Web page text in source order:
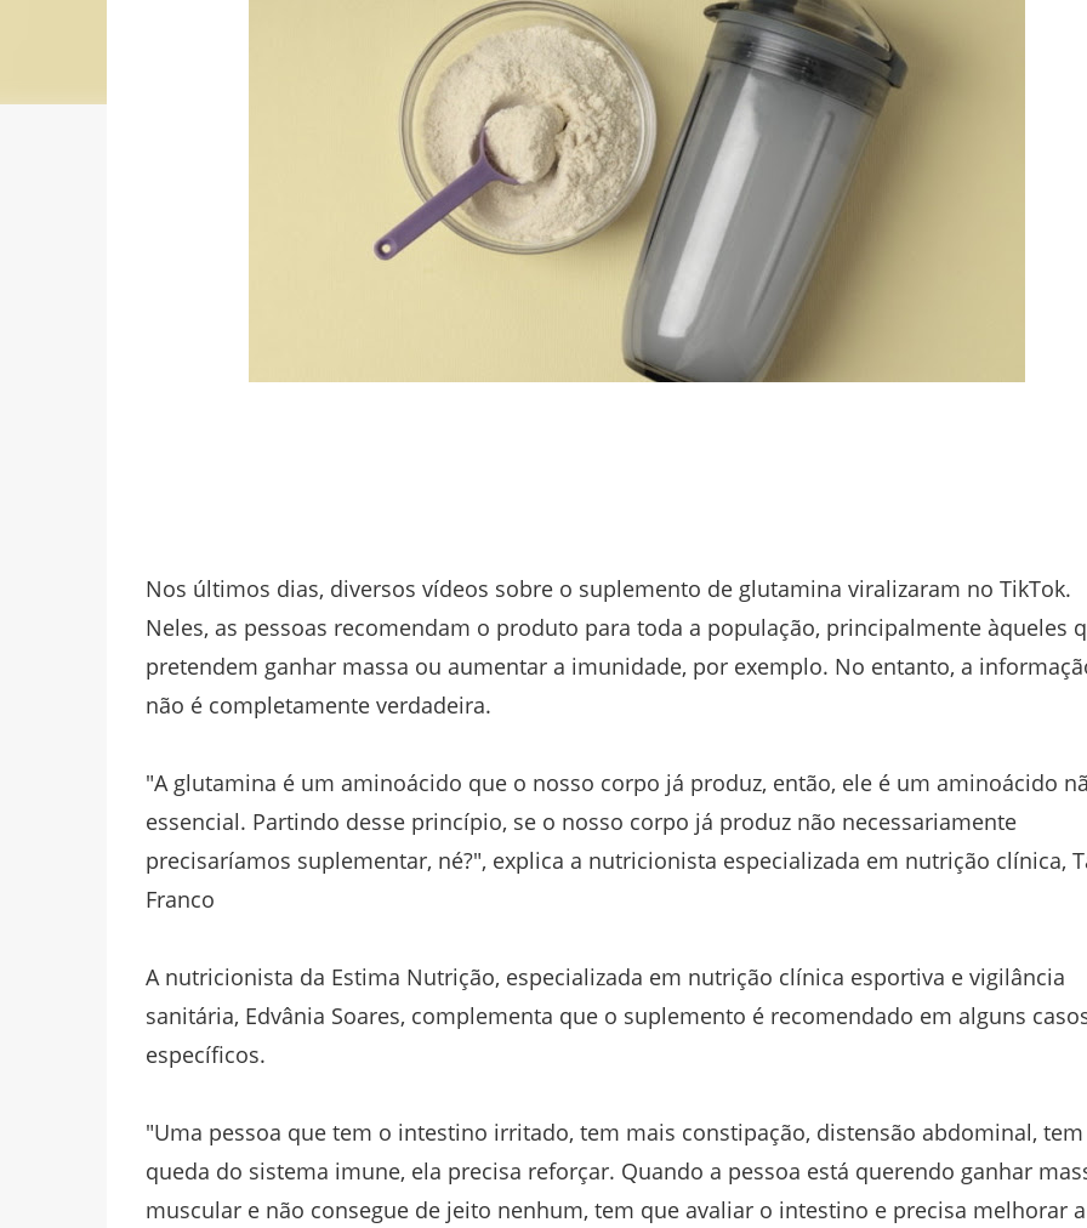
Nos últimos dias, diversos vídeos sobre o suplemento de glutamina viralizaram no TikTok.
Neles, as pessoas recomendam o produto para toda a população, principalmente àqueles
pretendem ganhar massa ou aumentar a imunidade, por exemplo. No entanto, a
não é completamente verdadeira.
"A glutamina é um aminoácido que o nosso corpo já produz, então, ele é um aminoácido
essencial. Partindo desse princípio, se o nosso corpo já produz não necessariamente
precisaríamos suplementar, né?", explica a nutricionista especializada em nutrição clínica,
Franco
A nutricionista da Estima Nutrição, especializada em nutrição clínica esportiva e vigilância
sanitária, Edvânia Soares, complementa que o suplemento é recomendado em alguns
específicos.
"Uma pessoa que tem o intestino irritado, tem mais constipação, distensão abdominal, tem
queda do sistema imune, ela precisa reforçar. Quando a pessoa está querendo ganhar
muscular e não consegue de jeito nenhum, tem que avaliar o intestino e precisa melhorar a